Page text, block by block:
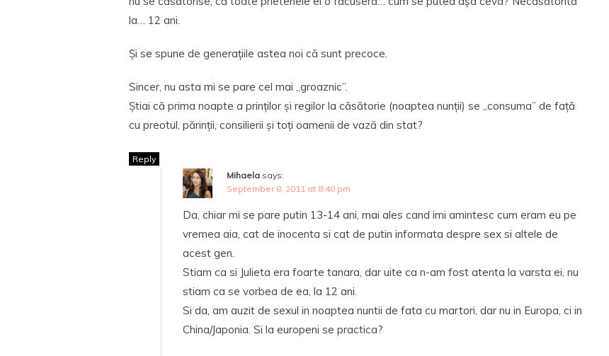
la… 12 ani.
Și se spune de generațiile astea noi că sunt precoce.
Sincer, nu asta mi se pare cel mai „groaznic”.
Știai că prima noapte a prinților și regilor la căsătorie (noaptea nunții) se „consuma” de față
cu preotul, părinții, consilierii și toți oamenii de vază din stat?
Reply
Mihaela says:
September 8, 2011 at 8:40 pm
Da, chiar mi se pare putin 13-14 ani, mai ales cand imi amintesc cum eram eu pe
vremea aia, cat de inocenta si cat de putin informata despre sex si altele de
acest gen.
Stiam ca si Julieta era foarte tanara, dar uite ca n-am fost atenta la varsta ei, nu
stiam ca se vorbea de ea, la 12 ani.
Si da, am auzit de sexul in noaptea nuntii de fata cu martori, dar nu in Europa, ci in
China/Japonia. Si la europeni se practica?